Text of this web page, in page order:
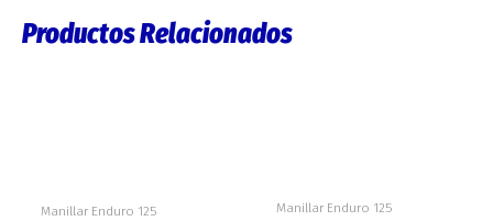
Productos Relacionados
Manillar Enduro 125 Manillar Enduro 125